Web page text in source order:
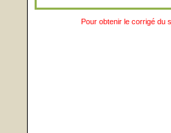
Pour obtenir le corrigé du